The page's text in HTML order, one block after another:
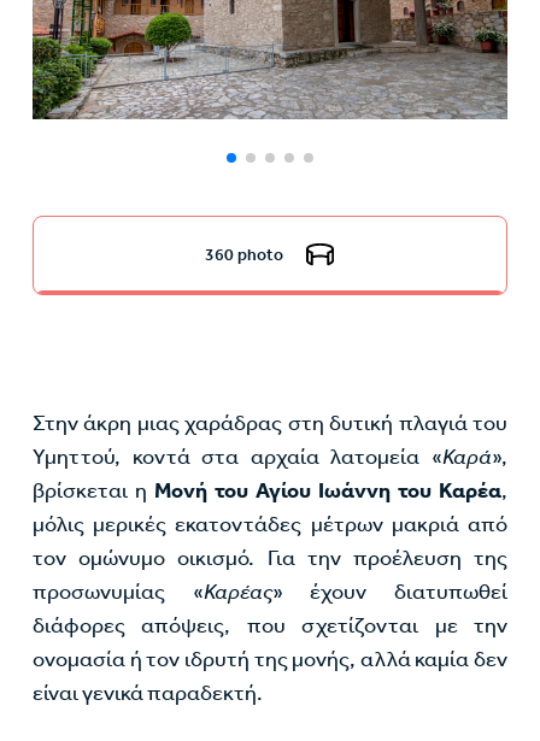
360 photo
Στην άκρη μιας χαράδρας στη δυτική πλαγιά του
Υμηττού, κοντά στα αρχαία λατομεία «Καρά»,
βρίσκεται η Μονή του Αγίου Ιωάννη του Καρέα,
μόλις μερικές εκατοντάδες μέτρων μακριά από
τον ομώνυμο οικισμό. Για την προέλευση της
προσωνυμίας «Καρέας» έχουν διατυπωθεί
διάφορες απόψεις, που σχετίζονται με την
ονομασία ή τον ιδρυτή της μονής, αλλά καμία δεν
είναι γενικά παραδεκτή.